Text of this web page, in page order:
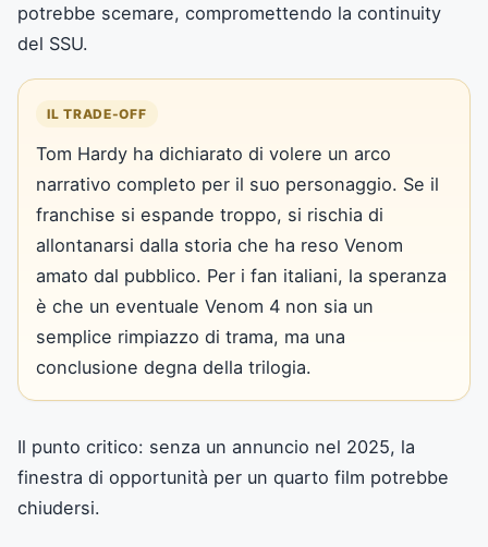
potrebbe scemare, compromettendo la continuity
del SSU.
IL TRADE-OFF
Tom Hardy ha dichiarato di volere un arco
narrativo completo per il suo personaggio. Se il
franchise si espande troppo, si rischia di
allontanarsi dalla storia che ha reso Venom
amato dal pubblico. Per i fan italiani, la speranza
è che un eventuale Venom 4 non sia un
semplice rimpiazzo di trama, ma una
conclusione degna della trilogia.
Il punto critico: senza un annuncio nel 2025, la
finestra di opportunità per un quarto film potrebbe
chiudersi.